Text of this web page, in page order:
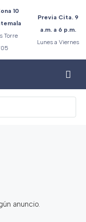
10
Torre
Previa Cita. 9
a.m. a 6 p.m.
Lunes a Viernes
anuncio.